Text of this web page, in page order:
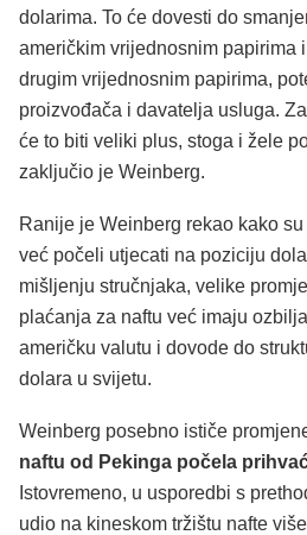
dolarima. To će dovesti do
američkim vrijednosnim papirima
drugim vrijednosnim papirima,
proizvođača i davatelja usluga.
će to biti veliki plus, stoga i žele
zaključio je Weinberg.
Ranije je Weinberg rekao kako
već počeli utjecati na poziciju
mišljenju stručnjaka, velike
plaćanja za naftu već imaju
američku valutu i dovode do
dolara u svijetu.
Weinberg posebno ističe
naftu od Pekinga počela
Istovremeno, u usporedbi s
udio na kineskom tržištu nafte